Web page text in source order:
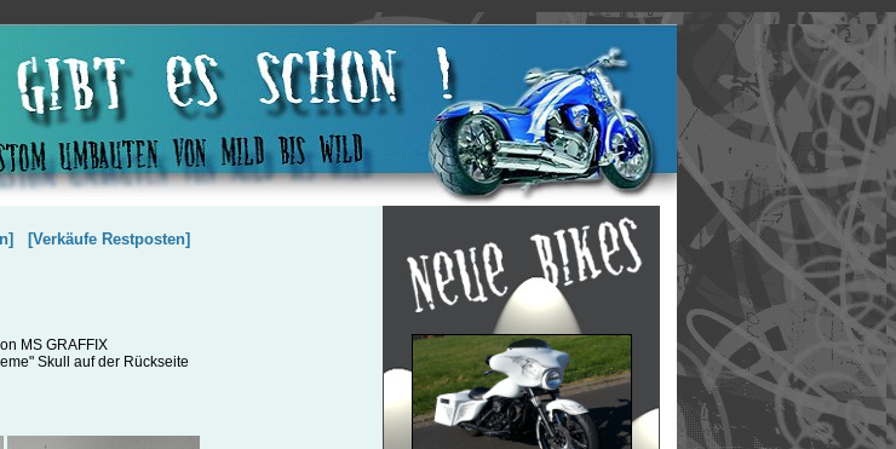
[Verkäufe Restposten]
MS GRAFFIX
Skull auf der Rückseite